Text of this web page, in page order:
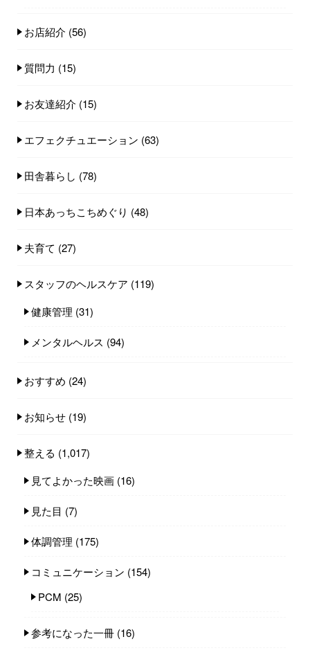
お店紹介 (56)
質問力 (15)
お友達紹介 (15)
エフェクチュエーション (63)
田舎暮らし (78)
日本あっちこちめぐり (48)
夫育て (27)
スタッフのヘルスケア (119)
健康管理 (31)
メンタルヘルス (94)
おすすめ (24)
お知らせ (19)
整える (1,017)
見てよかった映画 (16)
見た目 (7)
体調管理 (175)
コミュニケーション (154)
PCM (25)
参考になった一冊 (16)